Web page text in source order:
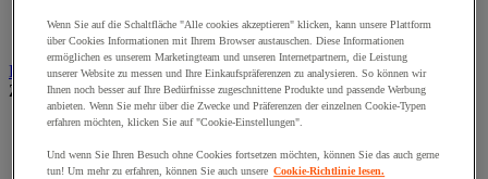
Hinweisschild auf Befestigungspaltte
Bodenmatten für Büro- und Gemeinschaftsräume
Zur gesamten Produktgruppe
Anti-Ermüdungsmatte für Büroräume
Bodenschutzmatte
Gittermatte für Gemeinschaftsräume
Wenn Sie auf die Schaltfläche "Alle cookies akzeptieren" klicken, kann unsere Plattform
über Cookies Informationen mit Ihrem Browser austauschen. Diese Informationen
ermöglichen es unserem Marketingteam und unseren Internetpartnern, die Leistung
unserer Website zu messen und Ihre Einkaufspräferenzen zu analysieren. So können wir
Ihnen noch besser auf Ihre Bedürfnisse zugeschnittene Produkte und passende Werbung
anbieten. Wenn Sie mehr über die Zwecke und Präferenzen der einzelnen Cookie-Typen
erfahren möchten, klicken Sie auf "Cookie-Einstellungen".
Und wenn Sie Ihren Besuch ohne Cookies fortsetzen möchten, können Sie das auch gerne
tun! Um mehr zu erfahren, können Sie auch unsere Cookie-Richtlinie lesen.